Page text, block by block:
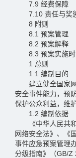
7.9 经费保障
7.10 责任与奖
8 附则
8.1 预案管理
8.2 预案解释
8.3 预案实施时
1 总则
1.1 编制目的
建立健全国家网
安全事件能力，预
保护公众利益，维
1.2 编制依据
《中华人民共和
网络安全法》、《
事件应急预案管理
分级指南》（GB/Z